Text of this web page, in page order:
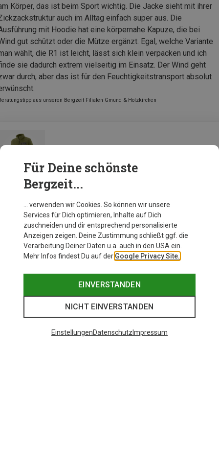
Körper, das ist beim Sport wichtig. Die Jacke sieht mit ihrer
auch im Alltag einfach super aus. Die
mit Hoodie hat eine körpernahe Kapuze, die bei
gut schützt oder die Mütze ergänzt. Egal, welche Variante
wählt, die R1 ist leicht, lässt sich klein verpacken und ich
sie dadurch extrem vielseitig im Einsatz. Der Wind geht
durch, aber das ist für den Feuchtigkeitstransport absolut
aus unseren Bergzeit Filialen Gmund & Holzkirchen
Zur Produktseite
Für Deine schönste
Bergzeit...
… verwenden wir Cookies. So können wir unsere
Services für Dich optimieren, Inhalte auf Dich
zuschneiden und dir entsprechend personalisierte
Anzeigen zeigen. Deine Zustimmung schließt ggf. die
Verarbeitung Deiner Daten u.a. auch in den USA ein.
Mehr Infos findest Du auf der Google Privacy Site.
EINVERSTANDEN
NICHT EINVERSTANDEN
EinstellungenDatenschutz Impressum